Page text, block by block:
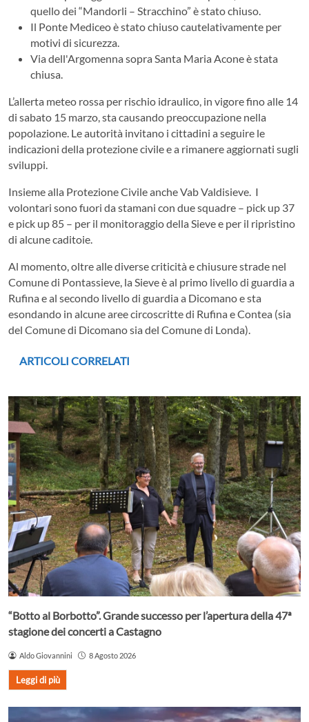
quello dei “Mandorli – Stracchino” è stato chiuso.
Il Ponte Mediceo è stato chiuso cautelativamente per
motivi di sicurezza.
Via dell'Argomenna sopra Santa Maria Acone è stata
chiusa.
L’allerta meteo rossa per rischio idraulico, in vigore fino alle 14
di sabato 15 marzo, sta causando preoccupazione nella
popolazione. Le autorità invitano i cittadini a seguire le
indicazioni della protezione civile e a rimanere aggiornati sugli
sviluppi.
Insieme alla Protezione Civile anche Vab Valdisieve. I
volontari sono fuori da stamani con due squadre – pick up 37
e pick up 85 – per il monitoraggio della Sieve e per il ripristino
di alcune caditoie.
Al momento, oltre alle diverse criticità e chiusure strade nel
Comune di Pontassieve, la Sieve è al primo livello di guardia a
Rufina e al secondo livello di guardia a Dicomano e sta
esondando in alcune aree circoscritte di Rufina e Contea (sia
del Comune di Dicomano sia del Comune di Londa).
ARTICOLI CORRELATI
“Botto al Borbotto”. Grande successo per l’apertura della 47ª
stagione dei concerti a Castagno
Aldo Giovannini 8 Agosto 2026
Leggi di più